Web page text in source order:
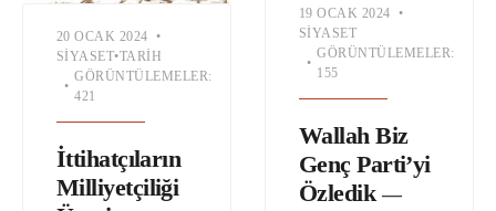
20 OCAK 2024 •
SIYASET•TARIH
•
GÖRÜNTÜLEMELER:
421
İttihatçıların
Milliyetçiliği
19 OCAK 2024 •
SIYASET
•
GÖRÜNTÜLEMELER:
155
Wallah Biz
Genç Parti’yi
Özledik —